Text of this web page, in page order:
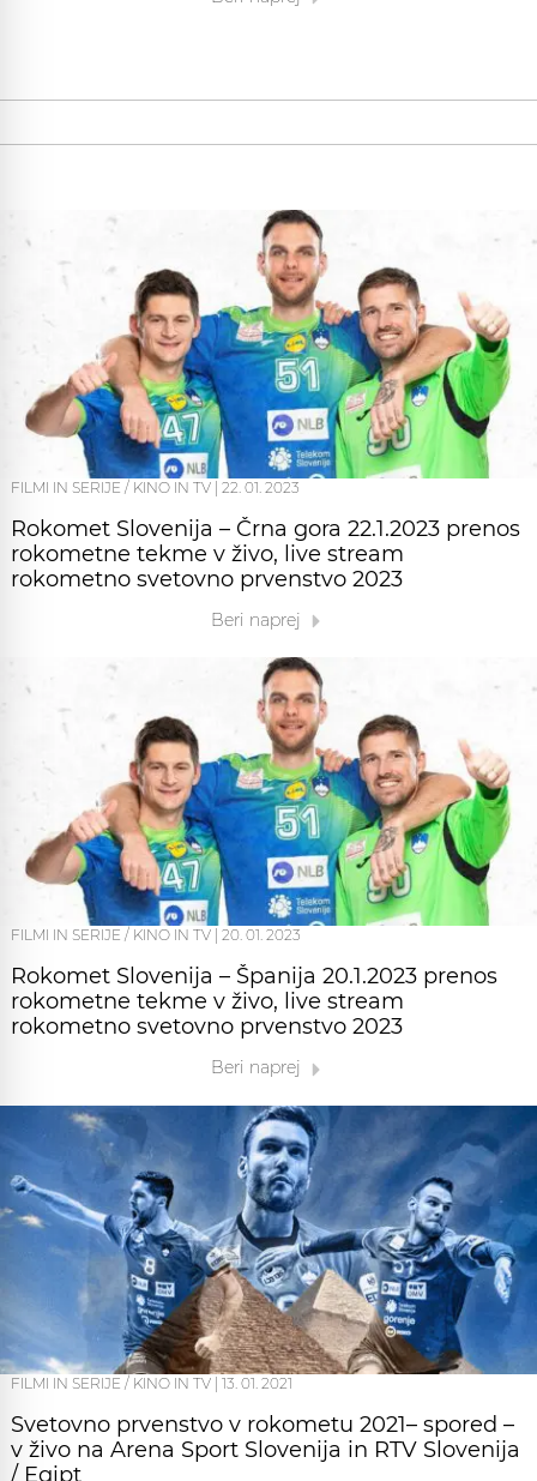
FILMI IN SERIJE / KINO IN TV | 22. 01. 2023
Rokomet Slovenija – Črna gora 22.1.2023 prenos
rokometne tekme v živo, live stream
rokometno svetovno prvenstvo 2023
Beri naprej
FILMI IN SERIJE / KINO IN TV 20. 01. 2023
Rokomet Slovenija – Španija 20.1.2023 prenos
rokometne tekme v živo, live stream
rokometno svetovno prvenstvo 2023
Beri naprej
FILMI IN SERIJE / KINO IN TV 13. 01. 2021
Svetovno prvenstvo v rokometu 2021– spored –
v živo na Arena Sport Slovenija in RTV Slovenija
/ Egipt